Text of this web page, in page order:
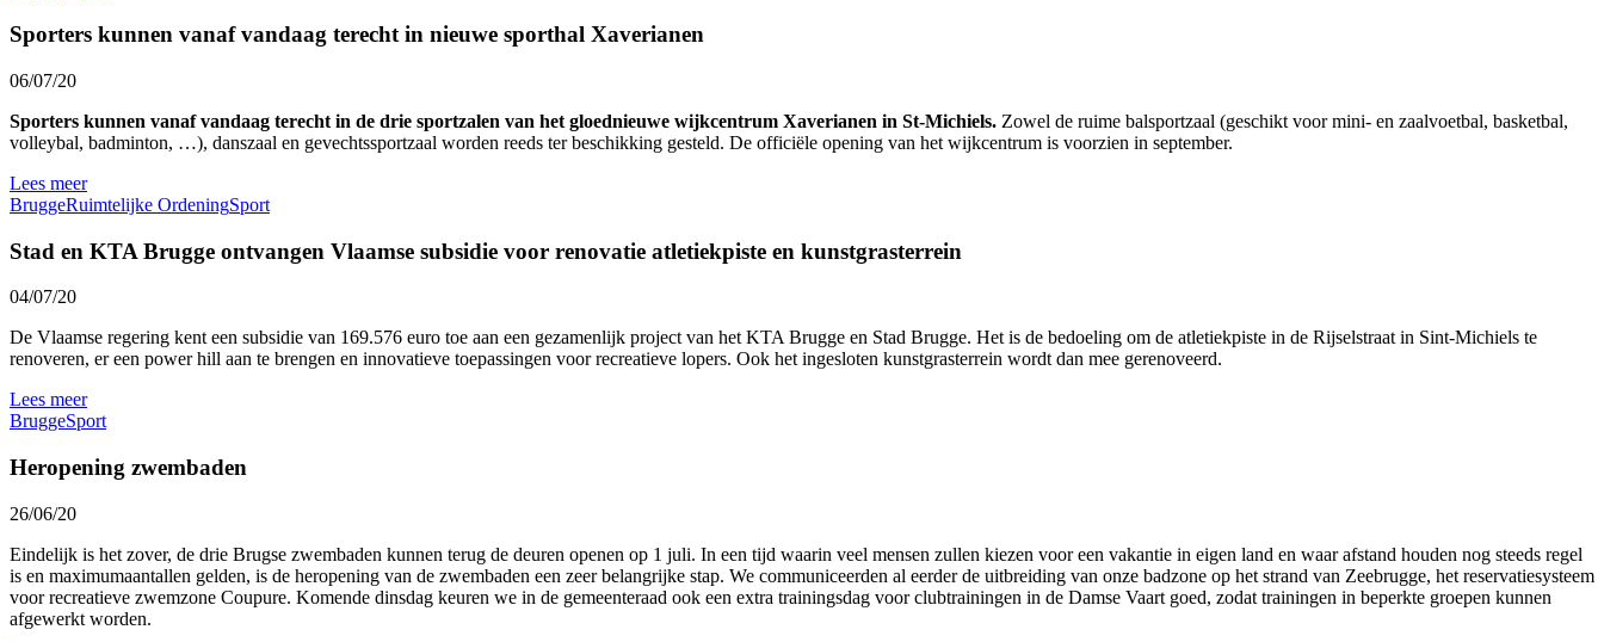
Sporters kunnen vanaf vandaag terecht in nieuwe sporthal Xaverianen
06/07/20
Sporters kunnen vanaf vandaag terecht in de drie sportzalen van het gloednieuwe wijkcentrum Xaverianen in St-Michiels. Zowel de ruime balsportzaal (geschikt voor mini- en zaalvoetbal, basketbal,
volleybal, badminton, …), danszaal en gevechtssportzaal worden reeds ter beschikking gesteld. De officiële opening van het wijkcentrum is voorzien in september.
Lees meer
BruggeRuimtelijke OrdeningSport
Stad en KTA Brugge ontvangen Vlaamse subsidie voor renovatie atletiekpiste en kunstgrasterrein
04/07/20
De Vlaamse regering kent een subsidie van 169.576 euro toe aan een gezamenlijk project van het KTA Brugge en Stad Brugge. Het is de bedoeling om de atletiekpiste in de Rijselstraat in Sint-Michiels te
renoveren, er een power hill aan te brengen en innovatieve toepassingen voor recreatieve lopers. Ook het ingesloten kunstgrasterrein wordt dan mee gerenoveerd.
Lees meer
BruggeSport
Heropening zwembaden
26/06/20
Eindelijk is het zover, de drie Brugse zwembaden kunnen terug de deuren openen op 1 juli. In een tijd waarin veel mensen zullen kiezen voor een vakantie in eigen land en waar afstand houden nog steeds regel
is en maximumaantallen gelden, is de heropening van de zwembaden een zeer belangrijke stap. We communiceerden al eerder de uitbreiding van onze badzone op het strand van Zeebrugge, het reservatiesysteem
voor recreatieve zwemzone Coupure. Komende dinsdag keuren we in de gemeenteraad ook een extra trainingsdag voor clubtrainingen in de Damse Vaart goed, zodat trainingen in beperkte groepen kunnen
afgewerkt worden.